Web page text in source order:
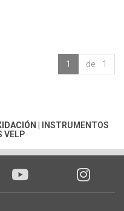
1 de 1
INSTRUMENTOS
VELP